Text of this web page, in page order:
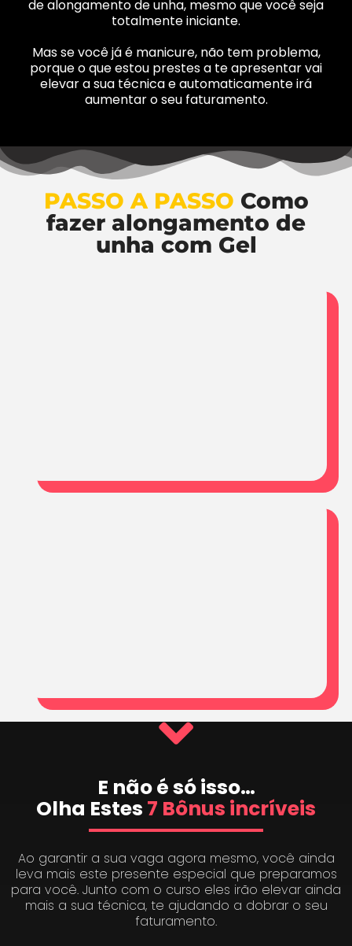
de alongamento de unha, mesmo que você seja
totalmente iniciante.
Mas se você já é manicure, não tem problema,
porque o que estou prestes a te apresentar vai
elevar a sua técnica e automaticamente irá
aumentar o seu faturamento.
PASSO A PASSO Como
fazer alongamento de
unha com Gel
E não é só isso…
Olha Estes 7 Bônus incríveis
Ao garantir a sua vaga agora mesmo, você ainda
leva mais este presente especial que preparamos
para você. Junto com o curso eles irão elevar ainda
mais a sua técnica, te ajudando a dobrar o seu
faturamento.